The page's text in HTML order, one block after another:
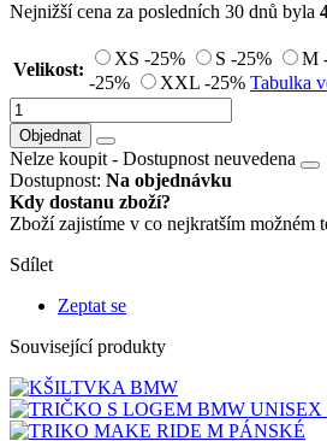
Nejnižší cena za posledních 30 dnů byla
Velikost:
XS -25% S -25% M
-25%
XXL -25% Tabulka
Objednat
Nelze koupit - Dostupnost neuvedena
Dostupnost: Na objednávku
Kdy dostanu zboží?
Zboží zajistíme v co nejkratším možném
Sdílet
Zeptat se
Související produkty